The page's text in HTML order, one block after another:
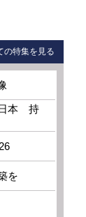
の特集を見る
日本 持
を